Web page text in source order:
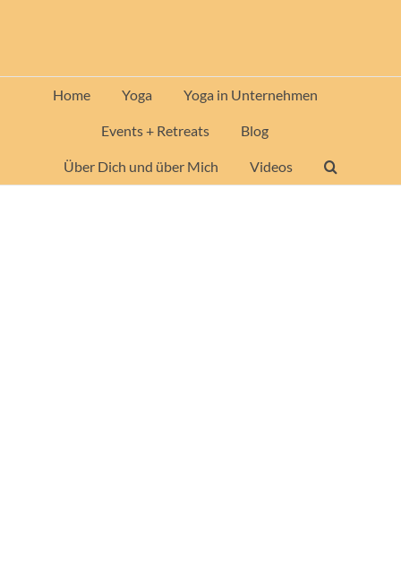
Home Yoga Yoga in Unternehmen
Events + Retreats Blog
Über Dich und über Mich Videos